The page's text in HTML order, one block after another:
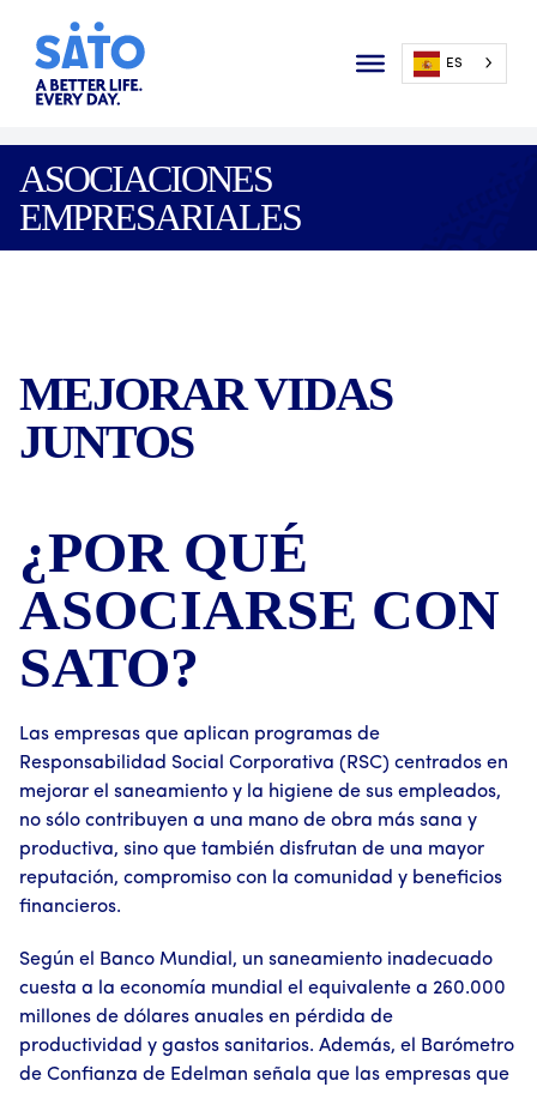
ES
ASOCIACIONES
EMPRESARIALES
MEJORAR VIDAS
JUNTOS
¿POR QUÉ
ASOCIARSE CON
SATO?
Las empresas que aplican programas de
Responsabilidad Social Corporativa (RSC) centrados en
mejorar el saneamiento y la higiene de sus empleados,
no sólo contribuyen a una mano de obra más sana y
productiva, sino que también disfrutan de una mayor
reputación, compromiso con la comunidad y beneficios
financieros.
Según el Banco Mundial, un saneamiento inadecuado
cuesta a la economía mundial el equivalente a 260.000
millones de dólares anuales en pérdida de
productividad y gastos sanitarios. Además, el Barómetro
de Confianza de Edelman señala que las empresas que